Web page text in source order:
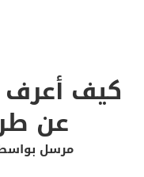
كيف أعرف
عن
مرسل